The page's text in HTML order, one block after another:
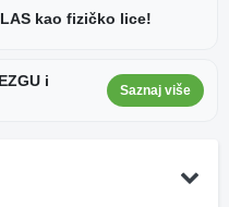
kao fizičko lice!
i
Saznaj više